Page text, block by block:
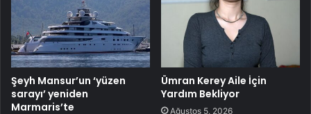
Şeyh Mansur’un ‘yüzen
sarayı’ yeniden
Marmaris’te
Ümran Kerey Aile İçin
Yardım Bekliyor
Ağustos 5, 2026